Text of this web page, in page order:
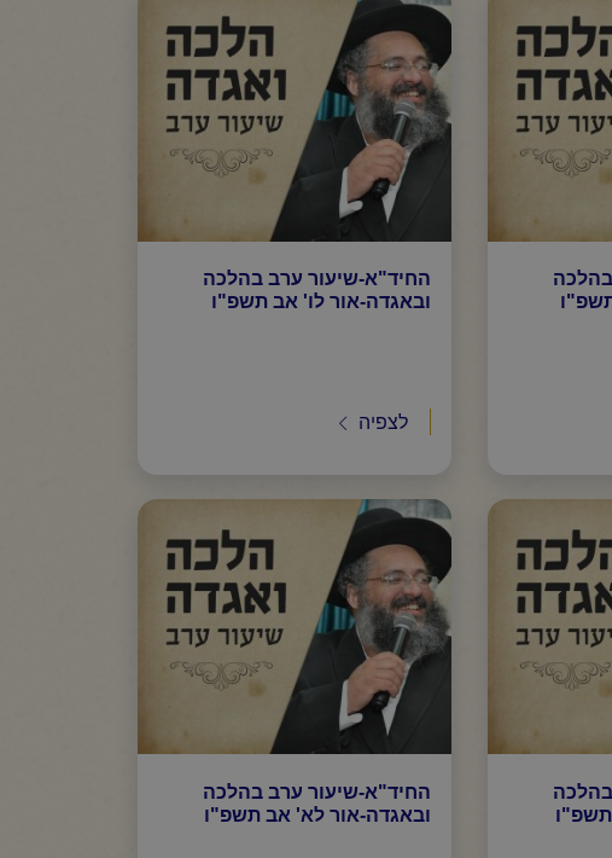
החיד"א-שיעור ערב בהלכה
ובאגדה-אור לו' אב תשפ"ו
לצפיה
החיד"א-שיעור ערב בהלכה
ובאגדה-אור לא' אב תשפ"ו